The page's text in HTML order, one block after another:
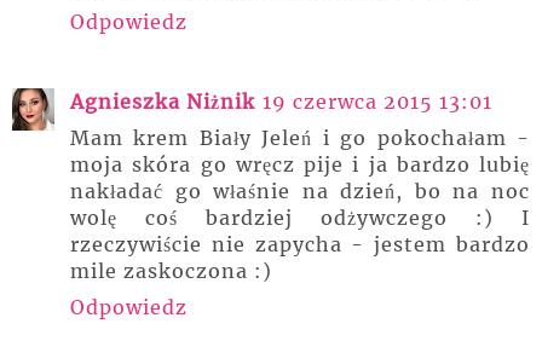
Odpowiedz
Agnieszka Niżnik 19 czerwca 2015 13:01
Mam krem Biały Jeleń i go pokochałam -
moja skóra go wręcz pije i ja bardzo lubię
nakładać go właśnie na dzień, bo na noc
wolę coś bardziej odżywczego :) I
rzeczywiście nie zapycha - jestem bardzo
mile zaskoczona :)
Odpowiedz